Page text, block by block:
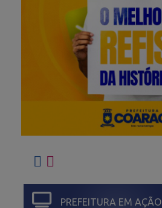
PREFEITURA EM AÇÃO